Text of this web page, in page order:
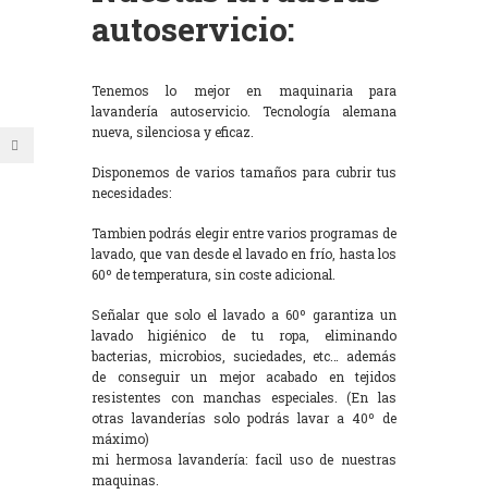
autoservicio:
Tenemos lo mejor en maquinaria para
lavandería autoservicio. Tecnología alemana
nueva, silenciosa y eficaz.
Disponemos de varios tamaños para cubrir tus
necesidades:
Tambien podrás elegir entre varios programas de
lavado, que van desde el lavado en frío, hasta los
60º de temperatura, sin coste adicional.
Señalar que solo el lavado a 60º garantiza un
lavado higiénico de tu ropa, eliminando
bacterias, microbios, suciedades, etc… además
de conseguir un mejor acabado en tejidos
resistentes con manchas especiales. (En las
otras lavanderías solo podrás lavar a 40º de
máximo)
mi hermosa lavandería: facil uso de nuestras
maquinas.